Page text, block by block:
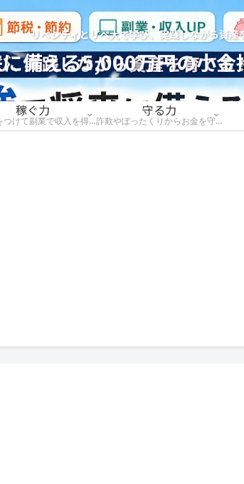
リベシティとリベ大で学び、実践しながら資産
備える5,000万円の小
稼ぐ力
稼ぐ力をつけて副業で収入を得て稼ごう
守る力
詐欺やぼったくりからお金を守ろう